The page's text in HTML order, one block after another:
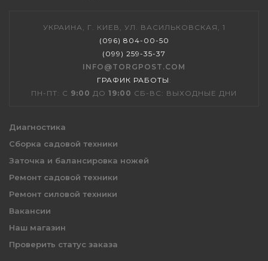
УКРАИНА, Г. КИЕВ, УЛ. ВАСИЛЬКОВСКАЯ, 1
(096) 804-00-50
(099) 259-35-37
INFO@TORGPOST.COM
ГРАФИК РАБОТЫ :
ПН-ПТ: С 9:00 ДО 19:00 СБ-ВС: ВЫХОДНЫЕ ДНИ
Диагностика
Сборка садовой техники
Заточка и балансировка ножей
Ремонт садовой техники
Ремонт силовой техники
Вакансии
Наш магазин
Проверить статус заказа